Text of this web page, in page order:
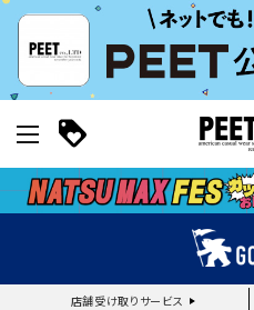
店舗受け取りサービス